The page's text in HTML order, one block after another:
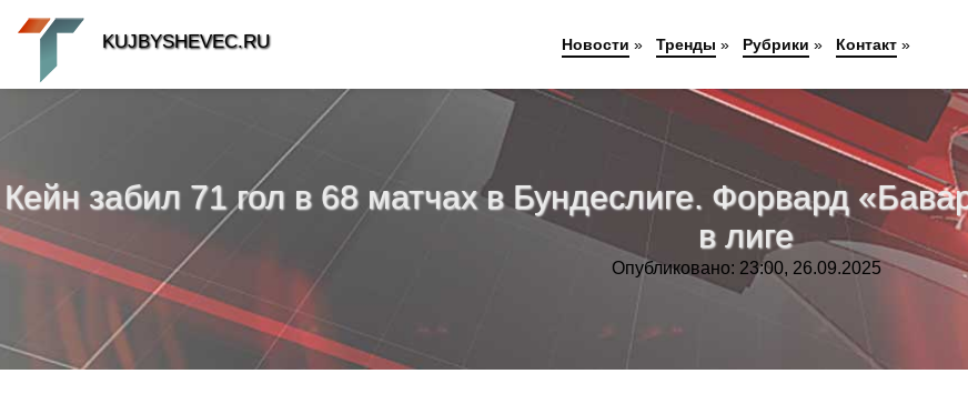
Кейн забил 71 гол в 68 матчах в Бундеслиге. Форвард
в лиге
Опубликовано: 23:00, 26.09.2025
KUJBYSHEVEC.RU Новости » Тренды » Рубрики » Контакт»